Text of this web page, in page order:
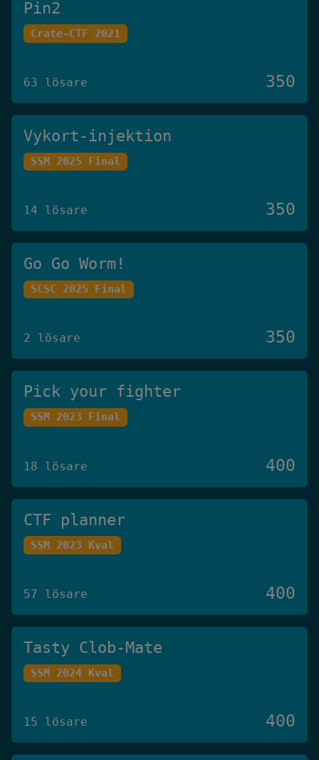
Pin2
Crate-CTF 2021
63 lösare 350
Vykort-injektion
SSM 2025 Final
14 lösare 350
Go Go Worm!
SCSC 2025 Final
2 lösare 350
Pick your fighter
SSM 2023 Final
18 lösare 400
CTF planner
SSM 2023 Kval
57 lösare 400
Tasty Clob-Mate
SSM 2024 Kval
15 lösare 400